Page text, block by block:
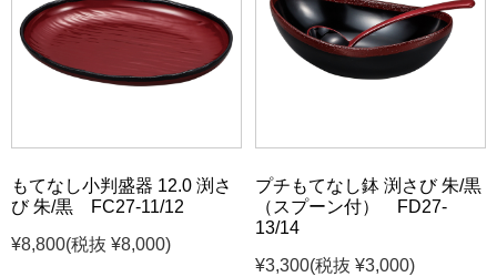
もてなし小判盛器 12.0 渕さ
び 朱/黒 FC27-11/12
¥8,800(税抜 ¥8,000)
プチもてなし鉢 渕さび 朱/黒
（スプーン付） FD27-
13/14
¥3,300(税抜 ¥3,000)